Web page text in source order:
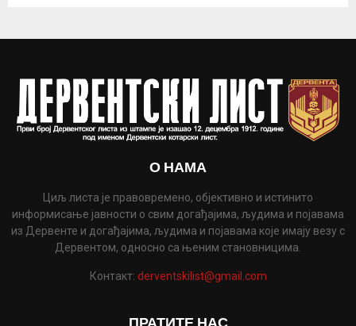
О НАМА
Циљ листа је правовремено, објективно и истинито
информисање јавности о свим догађајима, људима и појавама
из Дервенте и догађајима, људима и појавама које имају везу с
Дервентом, односно са њеним становницима.
Контакт: derventskilist@gmail.com